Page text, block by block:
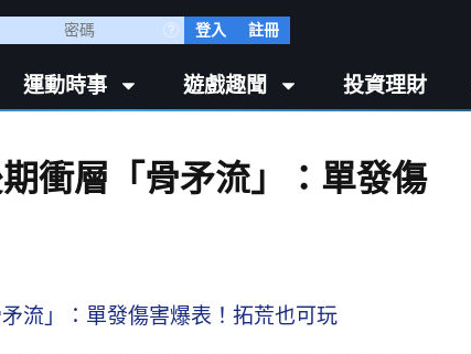
登入 註冊
運動時事 遊戲趣聞 投資理財
衝層「骨矛流」：單發傷